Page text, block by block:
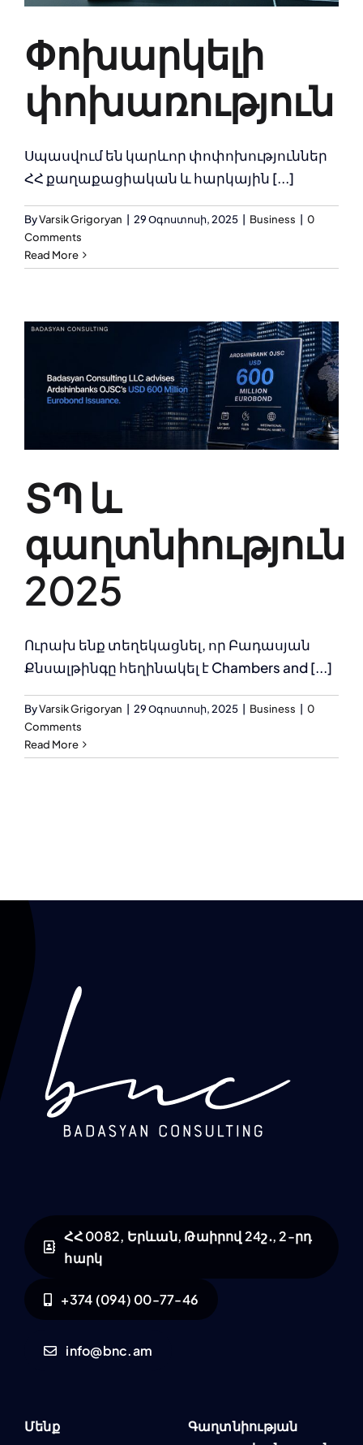
Փոխարկելի
փոխառություն
Սպասվում են կարևոր փոփոխություններ
ՀՀ քաղաքացիական և հարկային [...]
ByVarsik Grigoryan 29 Օգոստոսի, 2025 Business
0
Comments
Read More
ՏՊ և
գաղտնիություն
2025
Ուրախ ենք տեղեկացնել, որ Բադասյան
Քնսալթինգը հեղինակել է Chambers and [...]
ByVarsik Grigoryan 29 Օգոստոսի, 2025 Business
0
Comments
Read More
ՀՀ 0082, Երևան, Թաիրով 24շ․, 2-րդ
հարկ
+374 (094) 00-77-46
info@bnc.am
Մենք
Գաղտնիության